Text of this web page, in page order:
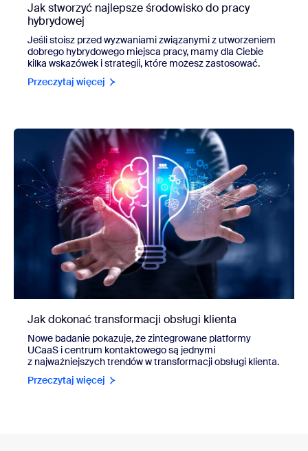
Jak stworzyć najlepsze środowisko do pracy
hybrydowej
Jeśli stoisz przed wyzwaniami związanymi z utworzeniem
dobrego hybrydowego miejsca pracy, mamy dla Ciebie
kilka wskazówek i strategii, które możesz zastosować.
Przeczytaj więcej
Jak dokonać transformacji obsługi klienta
Nowe badanie pokazuje, że zintegrowane platformy
UCaaS i centrum kontaktowego są jednymi
z najważniejszych trendów w transformacji obsługi klienta.
Przeczytaj więcej